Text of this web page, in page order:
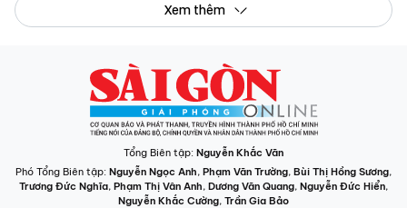
Xem thêm
Tổng Biên tập: Nguyễn Khắc Văn
Phó Tổng Biên tập: Nguyễn Ngọc Anh, Phạm Văn Trường, Bùi Thị Hồng Sương,
Trương Đức Nghĩa, Phạm Thị Vân Anh, Dương Văn Quang, Nguyễn Đức Hiển,
Nguyễn Khắc Cường, Trần Gia Bảo